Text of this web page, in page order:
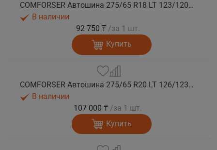
COMFORSER Автошина 275/65 R18 LT 123/120S CF1100 10PR RWL лето
В наличии
92 750 ₸ /за 1 шт.
Купить
COMFORSER Автошина 275/65 R20 LT 126/123S CF1100 10PR RWL лето
В наличии
107 000 ₸ /за 1 шт.
Купить